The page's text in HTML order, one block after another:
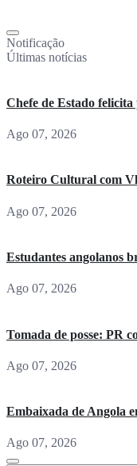
Notificação
Últimas notícias
Chefe de Estado felicita
Ago 07, 2026
Roteiro Cultural com
Ago 07, 2026
Estudantes angolanos
Ago 07, 2026
Tomada de posse: PR
Ago 07, 2026
Embaixada de Angola
Ago 07, 2026